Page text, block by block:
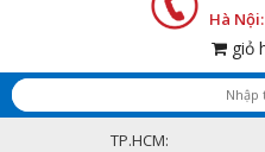
Hà Nội:
giỏ
TP.HCM: